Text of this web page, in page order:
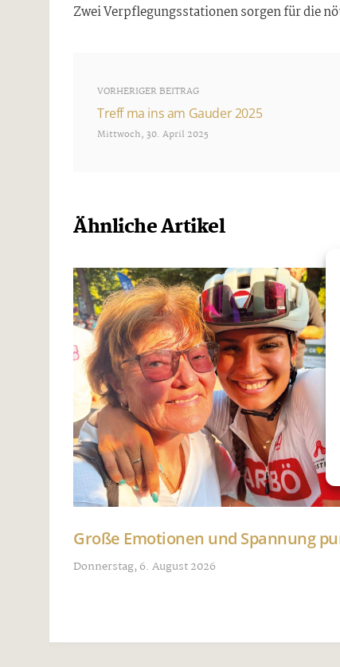
Zwei Verpflegungsstationen sorgen für die
VORHERIGER BEITRAG
Treff ma ins am Gauder 2025
Mittwoch, 30. April 2025
Ähnliche Artikel
Große Emotionen und Spannung
Donnerstag, 6. August 2026